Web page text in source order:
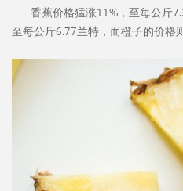
香蕉价格猛涨11%，至每公斤
至每公斤6.77兰特，而橙子的价格